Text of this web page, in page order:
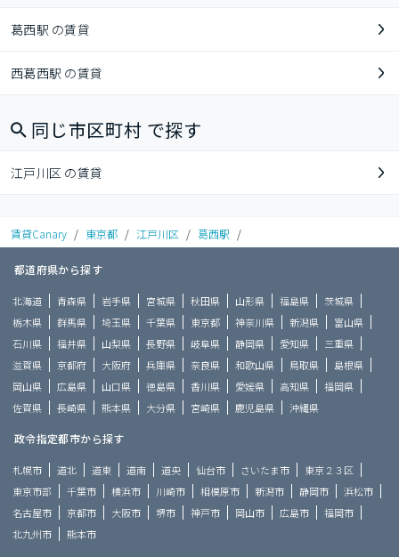
葛西駅 の賃貸
西葛西駅 の賃貸
同じ市区町村 で探す
江戸川区 の賃貸
賃貸Canary / 東京都 / 江戸川区 / 葛西駅 /
都道府県から探す
北海道 青森県 岩手県 宮城県 秋田県 山形県 福島県
茨城県
栃木県
群馬県 埼玉県 千葉県 東京都 神奈川県 新潟県
富山県
石川県
福井県 山梨県 長野県 岐阜県 静岡県 愛知県
三重県
滋賀県
京都府 大阪府 兵庫県 奈良県 和歌山県 鳥取県
島根県
岡山県
広島県 山口県 徳島県 香川県 愛媛県 高知県
福岡県
佐賀県
長崎県 熊本県 大分県 宮崎県 鹿児島県 沖縄県
政令指定都市から探す
札幌市 道北 道東 道南 道央 仙台市 さいたま市
東京２３区
東京市部
千葉市 横浜市 川崎市 相模原市 新潟市 静岡市
浜松市
名古屋市
京都市 大阪市 堺市 神戸市 岡山市 広島市
福岡市
北九州市
熊本市